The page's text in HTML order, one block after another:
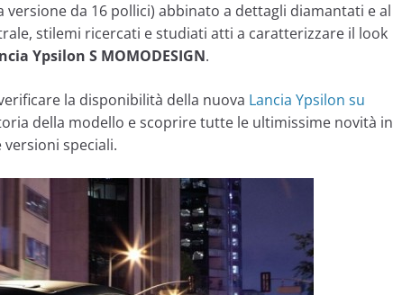
da 16 pollici) abbinato a dettagli diamantati e al
stilemi ricercati e studiati atti a caratterizzare il look
Ypsilon S MOMODESIGN.
la disponibilità della nuova Lancia Ypsilon su
della modello e scoprire tutte le ultimissime novità in
speciali.